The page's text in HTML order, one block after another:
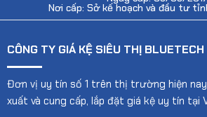
Nơi cấp: Sở kế hoạch và đầu tư
CÔNG TY GIÁ KỆ SIÊU THỊ BLUETECH
Đơn vị uy tín số 1 trên thị trường hiện
xuất và cung cấp, lắp đặt giá kệ uy tín tại